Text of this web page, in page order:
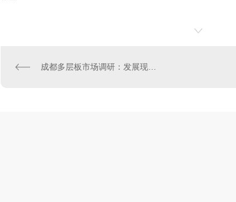
成都多层板市场调研：发展现状与未来趋势